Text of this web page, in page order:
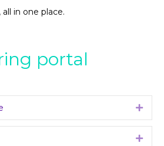
in one place.
portal